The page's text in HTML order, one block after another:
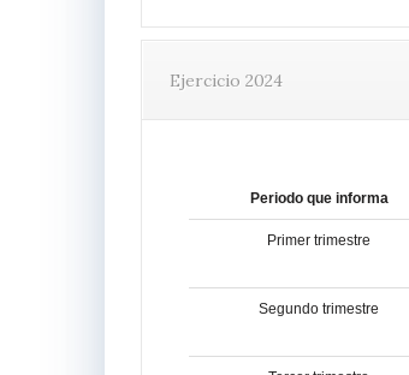
Ejercicio 2024
Periodo que informa
Primer trimestre
Segundo trimestre